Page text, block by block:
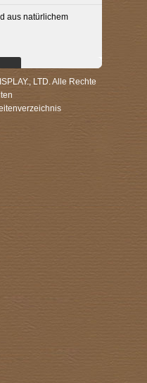
aus natürlichem
LTD. Alle Rechte